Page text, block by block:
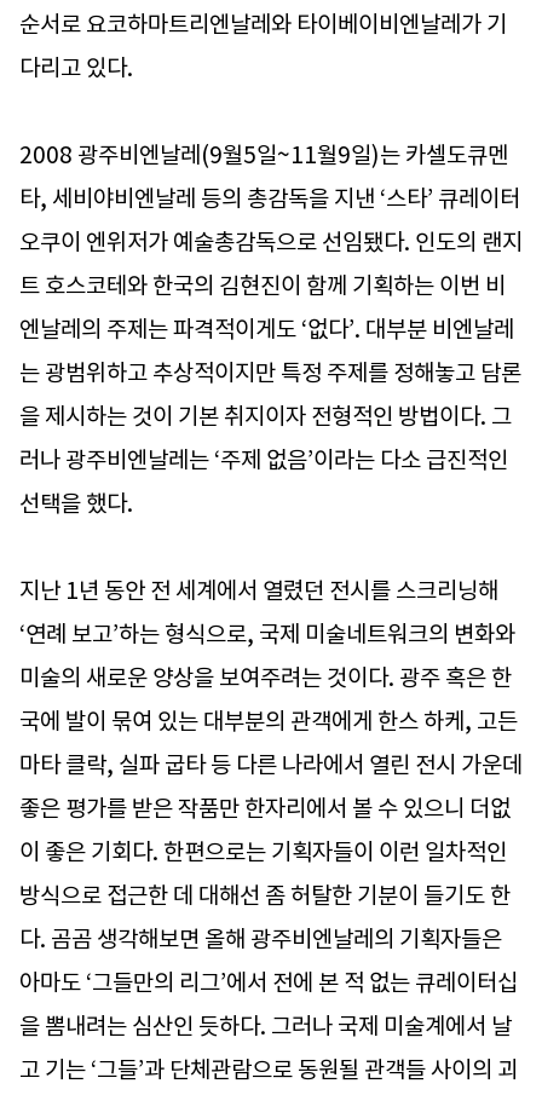
순서로 요코하마트리엔날레와 타이베이비엔날레가 기
다리고 있다.
2008 광주비엔날레(9월5일~11월9일)는 카셀도큐멘
타, 세비야비엔날레 등의 총감독을 지낸 ‘스타’ 큐레이터
오쿠이 엔위저가 예술총감독으로 선임됐다. 인도의 랜지
트 호스코테와 한국의 김현진이 함께 기획하는 이번 비
엔날레의 주제는 파격적이게도 ‘없다’. 대부분 비엔날레
는 광범위하고 추상적이지만 특정 주제를 정해놓고 담론
을 제시하는 것이 기본 취지이자 전형적인 방법이다. 그
러나 광주비엔날레는 ‘주제 없음’이라는 다소 급진적인
선택을 했다.
지난 1년 동안 전 세계에서 열렸던 전시를 스크리닝해
‘연례 보고’하는 형식으로, 국제 미술네트워크의 변화와
미술의 새로운 양상을 보여주려는 것이다. 광주 혹은 한
국에 발이 묶여 있는 대부분의 관객에게 한스 하케, 고든
마타 클락, 실파 굽타 등 다른 나라에서 열린 전시 가운데
좋은 평가를 받은 작품만 한자리에서 볼 수 있으니 더없
이 좋은 기회다. 한편으로는 기획자들이 이런 일차적인
방식으로 접근한 데 대해선 좀 허탈한 기분이 들기도 한
다. 곰곰 생각해보면 올해 광주비엔날레의 기획자들은
아마도 ‘그들만의 리그’에서 전에 본 적 없는 큐레이터십
을 뽐내려는 심산인 듯하다. 그러나 국제 미술계에서 날
고 기는 ‘그들’과 단체관람으로 동원될 관객들 사이의 괴